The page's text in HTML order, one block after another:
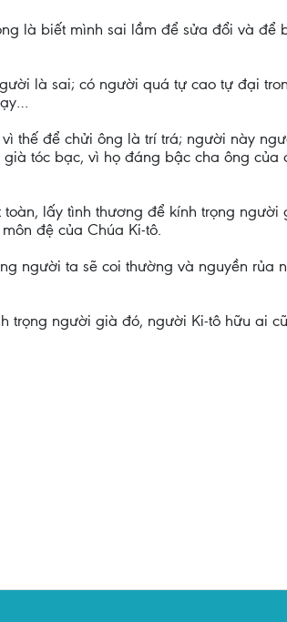
là biết mình sai lầm để sửa đổi và để
là sai; có người quá tự cao tự đại
thế để chửi ông là trí trá; người này
tóc bạc, vì họ đáng bậc cha ông
lấy tình thương để kính trọng
đệ của Chúa Ki-tô.
người ta sẽ coi thường và nguyền rủa
trọng người già đó, người Ki-tô hữu ai